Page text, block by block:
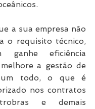
a sua empresa não
o requisito técnico,
ganhe eficiência
a gestão de
um todo, o que é
nos contratos
e demais